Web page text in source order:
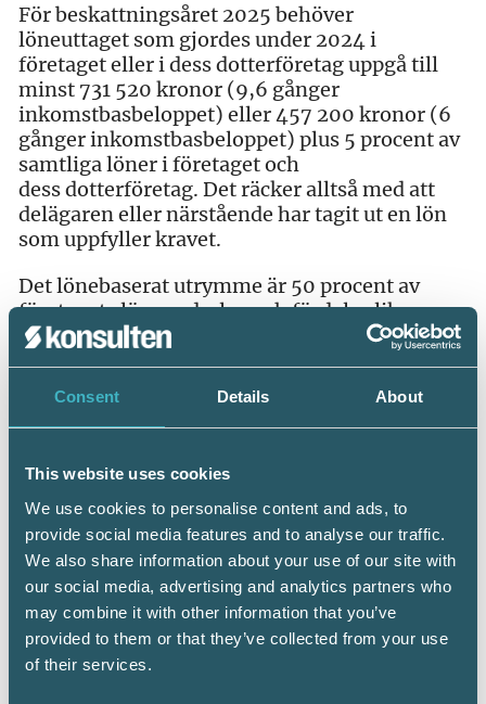
Consent Details About
This website uses cookies
We use cookies to personalise content and ads, to
provide social media features and to analyse our traffic.
We also share information about your use of our site with
our social media, advertising and analytics partners who
may combine it with other information that you’ve
provided to them or that they’ve collected from your use
of their services.
För beskattningsåret 2025 behöver
löneuttaget som gjordes under 2024 i
företaget eller i dess dotterföretag uppgå till
minst 731 520 kronor (9,6 gånger
inkomstbasbeloppet) eller 457 200 kronor (6
gånger inkomstbasbeloppet) plus 5 procent av
samtliga löner i företaget och
dess dotterföretag. Det räcker alltså med att
delägaren eller närstående har tagit ut en lön
som uppfyller kravet.
Det lönebaserat utrymme är 50 procent av
företagets löneunderlag och fördelas lika
mellan aktierna i företaget. Om delägaren inte
äger tillräckligt stor andel i företaget eller inte
har tagit ut tillräckligt med lön bortser man
från det lönebaserade utrymmet när man
beräknar gränsbeloppet enligt huvudregeln.
Den tredje delen innebär, precis som vid
förenklingsregeln, att man räknar upp det
sparade utdelningsutrymmet från föregående
beskattningsår.
Den som driver ett företag med höga
lönekostnader vinner vanligtvis stort på att
använda huvudregeln i stället för
förenklingsregeln.